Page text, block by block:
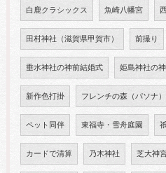
白鹿クラシックス 魚崎八幡宮
田村神社（滋賀県甲賀市） 前撮り
垂水神社の神前結婚式 姫島神社の
新作色打掛 フレンチの森（パソナ）
ペット同伴 東福寺・雪舟庭園
カードで清算 乃木神社 芝大神